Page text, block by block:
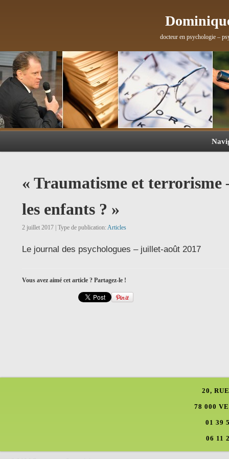
docteur en psychologie –
« Traumatisme et terrorisme
les enfants ? »
2 juillet 2017 | Type de publication: Articles
Le journal des psychologues – juillet-août 2017
Vous avez aimé cet article ? Partagez-le !
20,
78 000
01 39
06 11